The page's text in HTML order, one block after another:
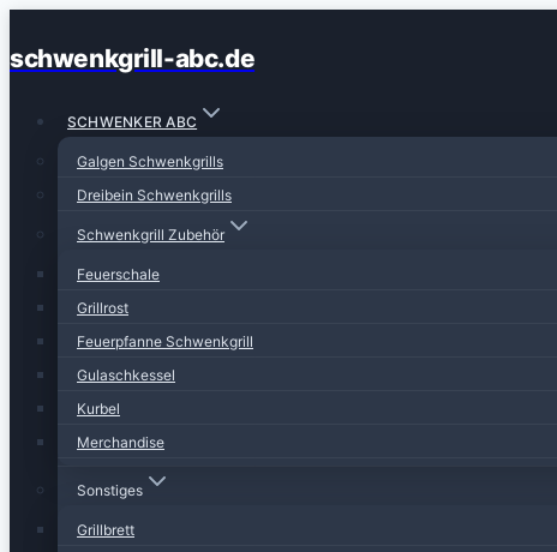
Inhalt
schwenkgrill-abc.de
SCHWENKER ABC
Galgen Schwenkgrills
Dreibein Schwenkgrills
Schwenkgrill Zubehör
Feuerschale
Grillrost
Feuerpfanne Schwenkgrill
Gulaschkessel
Kurbel
Merchandise
Sonstiges
Grillbrett